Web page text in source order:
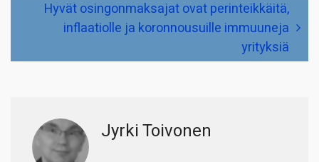
Hyvät osingonmaksajat ovat perinteikkäitä,
inflaatiolle ja koronnousuille immuuneja
yrityksiä
Jyrki Toivonen